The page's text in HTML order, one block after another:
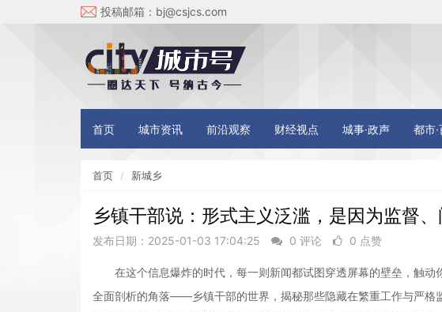
投稿邮箱： bj@csjcs.com
首页 城市资讯 前沿观察 财经视点 城事·政声 都市
首页 新城乡
乡镇干部说：形式主义泛滥，是因为监督、
发布日期：2025-01-03 17:04:25 0 评论 0 点赞
在这个信息爆炸的时代，每一则新闻都试图穿透屏幕的壁垒，触动
全面剖析的角落——乡镇干部的世界，揭秘那些隐藏在繁重工作与严格